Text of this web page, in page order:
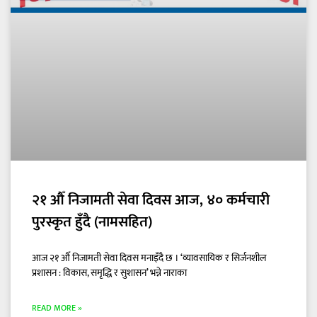
२१ औँ निजामती सेवा दिवस आज, ४० कर्मचारी
पुरस्कृत हुँदै (नामसहित)
आज २१ औँ निजामती सेवा दिवस मनाइँदै छ । ‘व्यावसायिक र सिर्जनशील
प्रशासन : विकास, समृद्धि र सुशासन’ भन्ने नाराका
READ MORE »